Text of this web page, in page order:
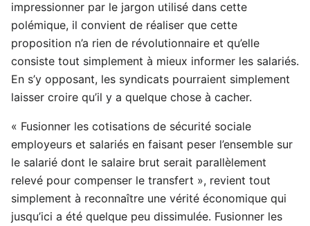
impressionner par le jargon utilisé dans cette
polémique, il convient de réaliser que cette
proposition n’a rien de révolutionnaire et qu’elle
consiste tout simplement à mieux informer les salariés.
En s’y opposant, les syndicats pourraient simplement
laisser croire qu’il y a quelque chose à cacher.
« Fusionner les cotisations de sécurité sociale
employeurs et salariés en faisant peser l’ensemble sur
le salarié dont le salaire brut serait parallèlement
relevé pour compenser le transfert », revient tout
simplement à reconnaître une vérité économique qui
jusqu’ici a été quelque peu dissimulée. Fusionner les